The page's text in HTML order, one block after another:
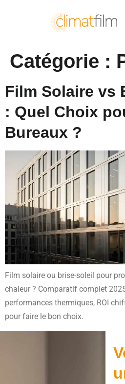
Catégorie :
Film Solaire vs
: Quel Choix
Bureaux ?
Film solaire ou brise-soleil pour
chaleur ? Comparatif complet
performances thermiques, ROI
pour faire le bon choix.